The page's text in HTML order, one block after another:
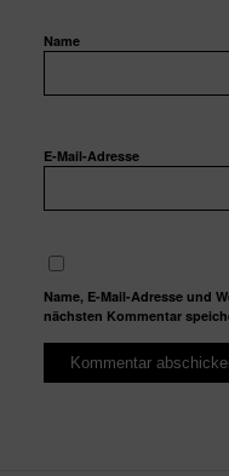
Name
E-Mail-Adresse
Name, E-Mail-Adresse und
nächsten Kommentar